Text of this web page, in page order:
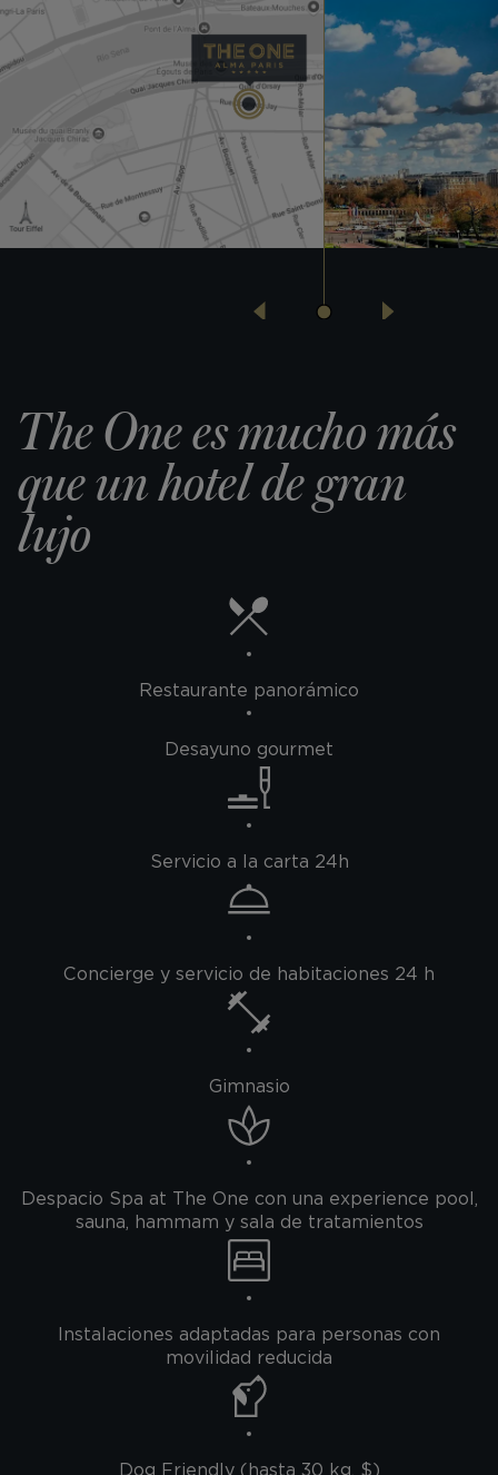
The One es mucho más
que un hotel de gran
lujo
Restaurante panorámico
Desayuno gourmet
Servicio a la carta 24h
Concierge y servicio de habitaciones 24 h
Gimnasio
Despacio Spa at The One con una experience pool,
sauna, hammam y sala de tratamientos
Instalaciones adaptadas para personas con
movilidad reducida
Dog Friendly (hasta 30 kg, $)